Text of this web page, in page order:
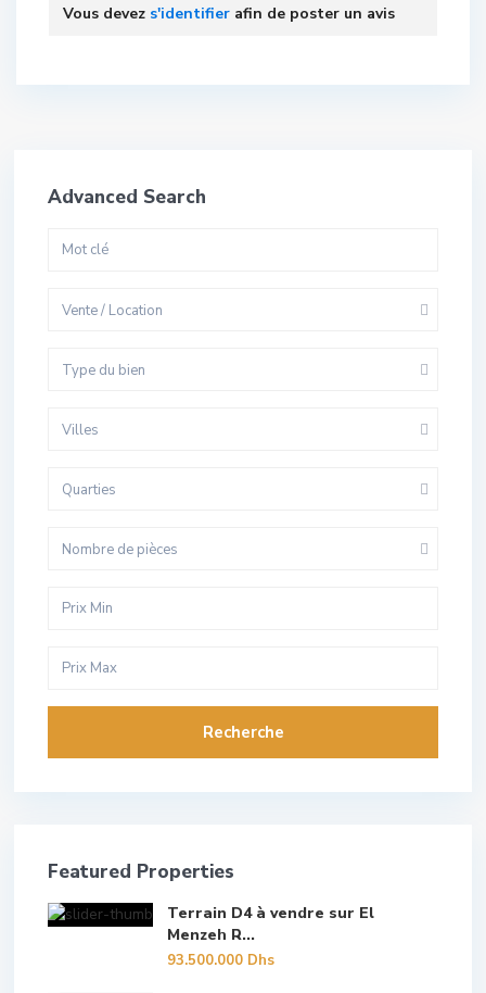
Vous devez s'identifier afin de poster un avis
Advanced Search
Vente / Location
Type du bien
Villes
Quarties
Nombre de pièces
Recherche
Featured Properties
Terrain D4 à vendre sur El
Menzeh R...
93.500.000 Dhs